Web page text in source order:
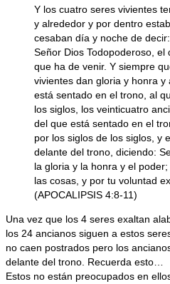
Y los cuatro seres vivientes
y alrededor y por dentro
cesaban día y noche de
Señor Dios Todopoderoso, el
que ha de venir. Y siempre
vivientes dan gloria y honra
está sentado en el trono, al
los siglos, los veinticuatro
del que está sentado en el
por los siglos de los siglos, y
delante del trono, diciendo:
la gloria y la honra y el
las cosas, y por tu voluntad
(APOCALIPSIS 4:8-11)
Una vez que los 4 seres exaltan
los 24 ancianos siguen a estos
no caen postrados pero los
delante del trono. Recuerda esto…
Estos no están preocupados en